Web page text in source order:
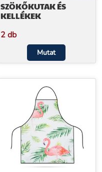
SZÖKŐKUTAK ÉS
KELLÉKEK
2 db
Mutat